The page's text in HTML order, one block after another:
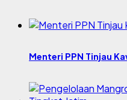
Menteri PPN Tinjau